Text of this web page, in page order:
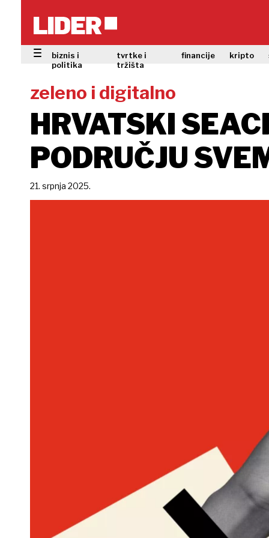
biznis i
politika
tvrtke i
tržišta
financije kripto
zeleno i digitalno
HRVATSKI
PODRUČJU
21. srpnja 2025.